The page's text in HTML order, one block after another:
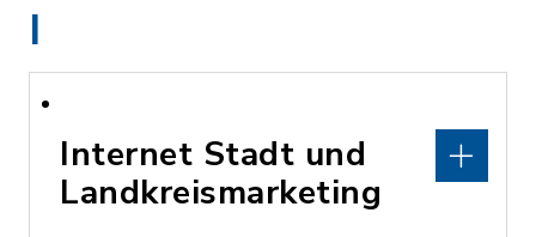
I
Internet Stadt und
Landkreismarketing